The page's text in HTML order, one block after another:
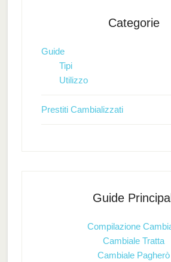
Categorie
Guide
Tipi
Utilizzo
Prestiti Cambializzati
Guide
Compilazione
Cambiale Tratta
Cambiale Pagherò